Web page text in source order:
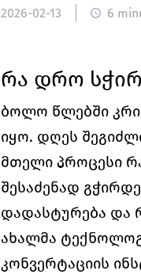
2026-02-13 6
რა დრო
ბოლო წლებში
იყო. დღეს
მთელი პროცესი
შესაძენად
დადასტურება და
ახალმა
კონვერტაციის